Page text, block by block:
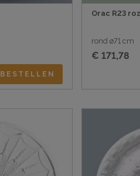
BESTELLEN
Orac R23
rond ø71 cm
€ 171,78